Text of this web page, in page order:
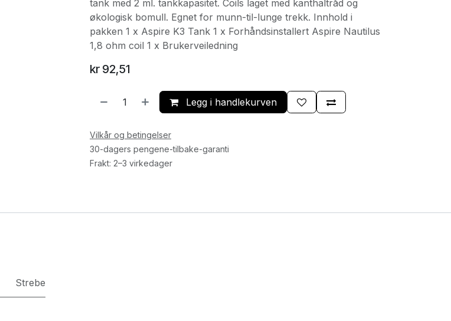
tank med 2 ml. tankkapasitet. Coils laget med kanthaltråd og
økologisk bomull. Egnet for munn-til-lunge trekk. Innhold i
pakken 1 x Aspire K3 Tank 1 x Forhåndsinstallert Aspire Nautilus
1,8 ohm coil 1 x Brukerveiledning
kr 92,51
Legg i handlekurven
Vilkår og betingelser
30-dagers pengene-tilbake-garanti
Frakt: 2–3 virkedager
Strebe